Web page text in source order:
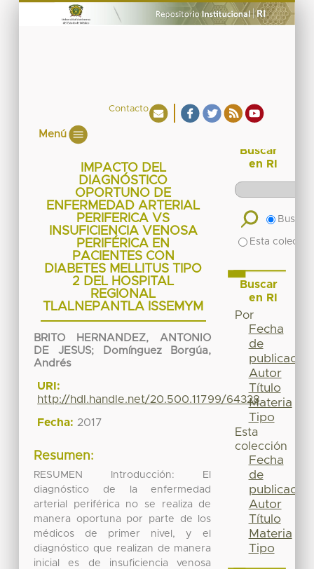
Contacto
Menú
IMPACTO DEL
DIAGNÓSTICO
OPORTUNO DE
ENFERMEDAD ARTERIAL
PERIFERICA VS
INSUFICIENCIA VENOSA
PERIFÉRICA EN
PACIENTES CON
DIABETES MELLITUS TIPO
2 DEL HOSPITAL
REGIONAL
TLALNEPANTLA ISSEMYM
BRITO HERNANDEZ, ANTONIO
DE JESUS;
Domínguez Borgúa,
Andrés
URI:
http://hdl.handle.net/20.500.11799/64328
Fecha: 2017
Resumen:
RESUMEN Introducción: El
diagnóstico de la enfermedad
arterial periférica no se realiza de
manera oportuna por parte de los
médicos de primer nivel, y el
diagnóstico que realizan de manera
inicial es de insuficiencia venosa
Buscar
en RI
Buscar
Esta
Buscar
en RI
Por
Fecha
de
publicación
Autor
Título
Materia
Tipo
Esta
colección
Fecha
de
publicación
Autor
Título
Materia
Tipo